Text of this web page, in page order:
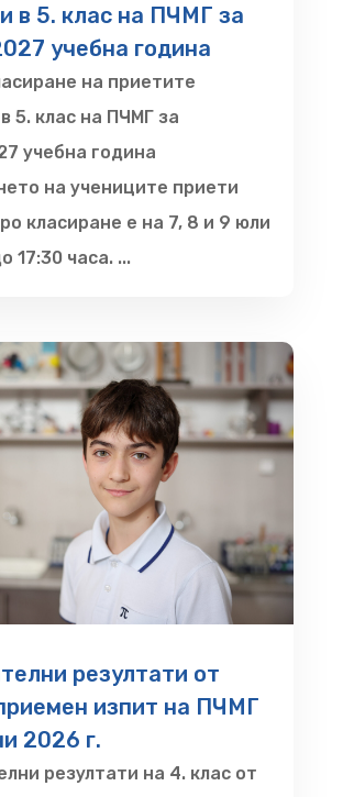
в 5. клас на ПЧМГ за
учебна година
на приетите
5. клас на ПЧМГ за
учебна година
на учениците приети
класиране е на 7, 8 и 9 юли
17:30 часа. ...
резултати от
изпит на ПЧМГ
2026 г.
резултати на 4. клас от